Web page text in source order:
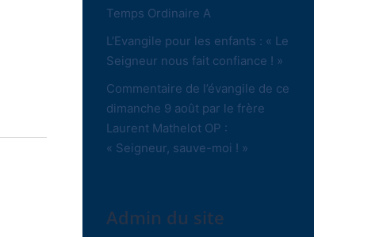
Temps Ordinaire A
L’Evangile pour les enfants : « Le
Seigneur nous fait confiance ! »
Commentaire de l’évangile de ce
dimanche 9 août par le frère
Laurent Mathelot OP :
« Seigneur, sauve-moi ! »
Admin du site